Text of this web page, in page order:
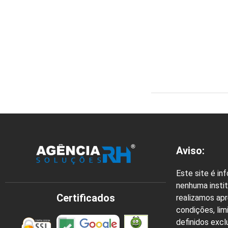
Certificados
Aviso:
Este site é
nenhuma
realizamos
condições,
definidos